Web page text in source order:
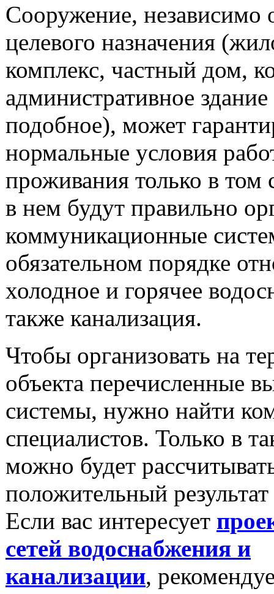
Сооружение, независимо
целевого назначения
комплекс, частный дом,
административное
подобное), может
нормальные условия
проживания только в том
в нем будут правильно
коммуникационные
обязательном порядке
холодное и горячее
также канализация.
Чтобы организовать на
объекта перечисленные
системы, нужно найти
специалистов. Только в
можно будет
положительный
Если вас интересует
сетей водоснабжения и
канализации,